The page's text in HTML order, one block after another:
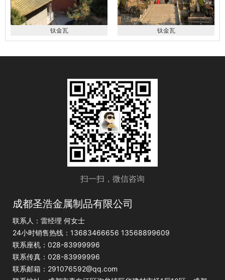
钛金瓦 钛金瓦
扫一扫，微信咨询
成都圣浩金属制品有限公司
联系人：雷经理 何女士
24小时销售热线：13683466656 13568899609
联系座机：028-83999996
联系传真：028-83999996
联系邮箱：291076592@qq.com